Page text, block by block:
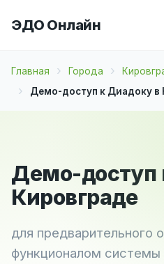
ЭДО Онлайн
Главная Города
Демо-доступ к Диадоку в
Демо-доступ
Кировграде
для предварительного
функционалом системы